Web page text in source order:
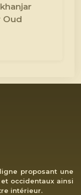
Oud
proposant une
occidentaux ainsi
intérieur.